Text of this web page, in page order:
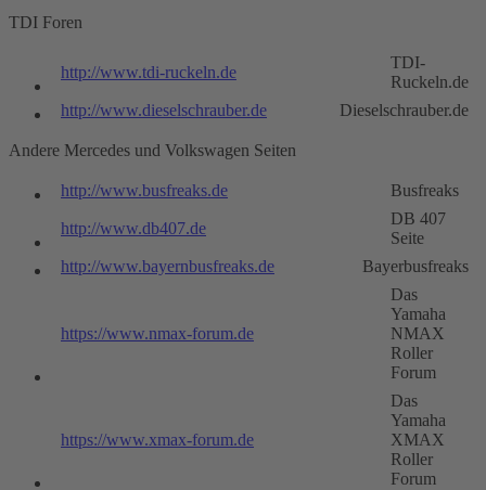
TDI Foren
http://www.tdi-ruckeln.de
TDI-
Ruckeln.de
http://www.dieselschrauber.de
Dieselschrauber.de
Andere Mercedes und Volkswagen Seiten
http://www.busfreaks.de Busfreaks
http://www.db407.de
DB 407
Seite
http://www.bayernbusfreaks.de
Bayerbusfreaks
https://www.nmax-forum.de
Das
Yamaha
NMAX
Roller
Forum
https://www.xmax-forum.de
Das
Yamaha
XMAX
Roller
Forum